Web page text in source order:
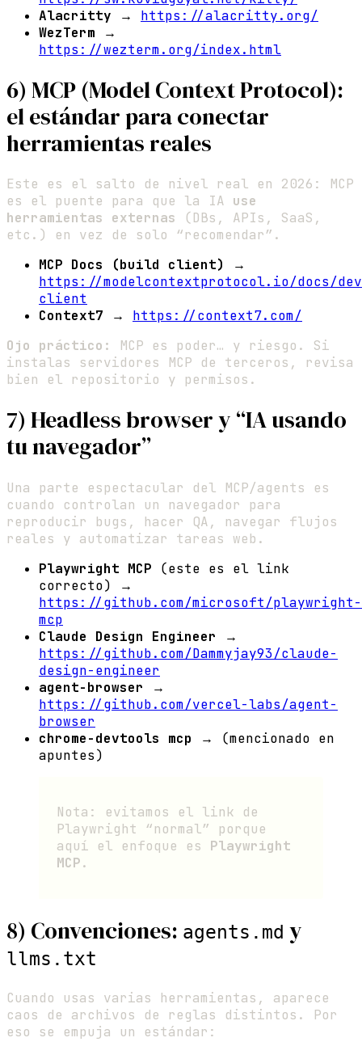
Alacritty → https://alacritty.org/
WezTerm →
https://wezterm.org/index.html
6) MCP (Model Context Protocol):
el estándar para conectar
herramientas reales
Este es el salto de nivel real en 2026: MCP
es el puente para que la IA use
herramientas externas (DBs, APIs, SaaS,
etc.) en vez de solo “recomendar”.
MCP Docs (build client)
→
https://modelcontextprotocol.io/docs/
client
Context7 → https://context7.com/
Ojo práctico:
MCP es poder… y riesgo. Si
instalas servidores MCP de terceros, revisa
bien el repositorio y permisos.
7) Headless browser y “IA usando
tu navegador”
Una parte espectacular del MCP/agents es
cuando controlan un navegador para
reproducir bugs, hacer QA, navegar flujos
reales y automatizar tareas web.
Playwright MCP (este es el link
correcto) →
https://github.com/microsoft/playwright-
mcp
Claude Design Engineer →
https://github.com/Dammyjay93/claude-
design-engineer
agent-browser →
https://github.com/vercel-labs/agent-
browser
chrome-devtools mcp → (mencionado en
apuntes)
Nota: evitamos el link de
Playwright “normal” porque
aquí el enfoque es Playwright
MCP.
8) Convenciones: agents.md y
llms.txt
Cuando usas varias herramientas, aparece
caos de archivos de reglas distintos. Por
eso se empuja un estándar: